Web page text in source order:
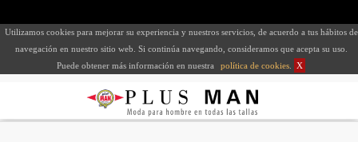
Utilizamos cookies para mejorar su experiencia y nuestros servicios, de acuerdo a tus hábitos de
navegación en nuestro sitio web. Si continúa navegando, consideramos que acepta su uso.
Puede obtener más información en nuestra
política de cookies X